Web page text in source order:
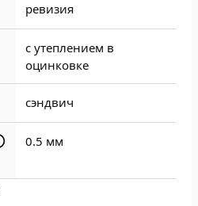
ревизия
с утеплением в
оцинковке
сэндвич
0.5 мм